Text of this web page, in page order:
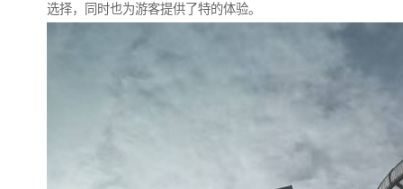
选择，同时也为游客提供了特的体验。